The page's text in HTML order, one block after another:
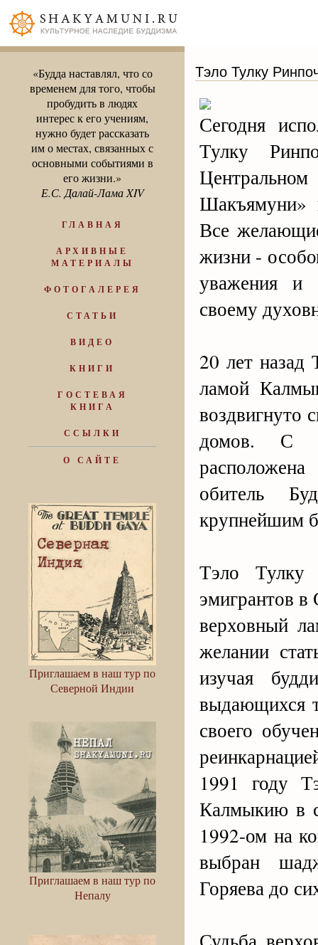
«Будда наставлял, что со
временем для того, чтобы
пробудить в людях
интерес к его учениям,
нужно будет рассказать
им о местах, связанных с
основными событиями в
его жизни.»
Е.С. Далай-Лама XIV
ГЛАВНАЯ
АРХИВНЫЕ
МАТЕРИАЛЫ
ФОТОГАЛЕРЕЯ
СТАТЬИ
ВИДЕО
КНИГИ
ГОСТЕВАЯ
КНИГА
ССЫЛКИ
О САЙТЕ
Приглашаем в наш тур по
Северной Индии
Приглашаем в наш тур по
Непалу
Тэло Тулку
Сегодня
Тулку
Шакъямуни»
Все
жизни -
уважения и
своему
20 лет
ламой
воздвигнуто
домов. С
обитель
крупнейшим
Тэло Тулку
эмигрантов
верховный
желании
изучая
выдающихся
своего
1991 году
Калмыкию в
1992-ом на
выбран
Горяева до